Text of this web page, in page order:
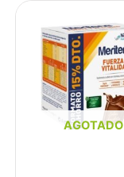
AGOTADO